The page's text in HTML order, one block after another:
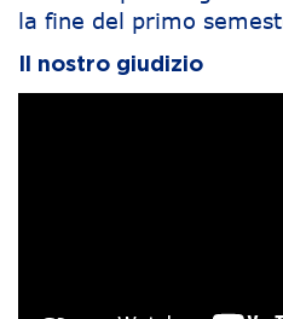
la fine del primo
Il nostro giudizio